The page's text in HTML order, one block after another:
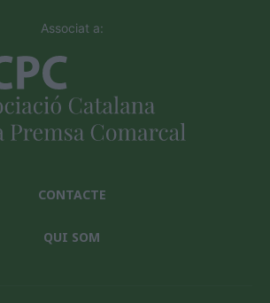
Associat a:
CONTACTE
QUI SOM